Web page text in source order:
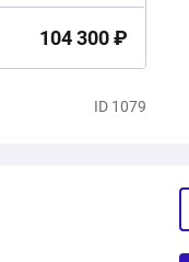
104 300 ₽
ID 1079